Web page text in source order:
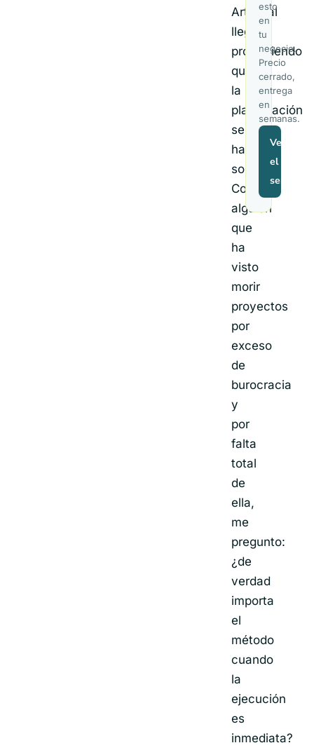
Artificial
llega
prometiendo
que
la
planificación
se
hace
sola.
Como
alguien
que
ha
visto
morir
proyectos
por
exceso
de
burocracia
y
por
falta
total
de
ella,
me
pregunto:
¿de
verdad
importa
el
método
cuando
la
ejecución
es
inmediata?
esto
en
tu
negocio.
Precio
cerrado,
entrega
en
semanas.
Ver
el
servicio